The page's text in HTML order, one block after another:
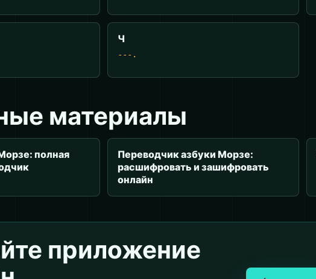
Ч
---.
материалы
полная
Переводчик азбуки Морзе:
расшифровать и зашифровать
онлайн
приложение